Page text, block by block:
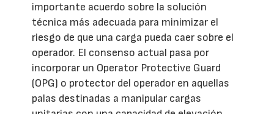
importante acuerdo sobre la solución
técnica más adecuada para minimizar el
riesgo de que una carga pueda caer sobre el
operador. El consenso actual pasa por
incorporar un Operator Protective Guard
(OPG) o protector del operador en aquellas
palas destinadas a manipular cargas